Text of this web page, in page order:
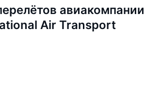
авиакомпании
Air Transport